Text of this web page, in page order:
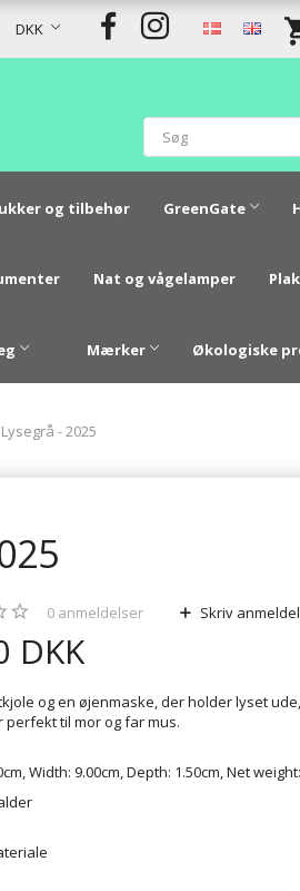
DKK
og tilbehør GreenGate
Nat og vågelamper
Mærker Økologiske
- 2025
0 anmeldelser Skriv
DKK
og en øjenmaske, der holder lyset
til mor og far mus.
Width: 9.00cm, Depth: 1.50cm, Net